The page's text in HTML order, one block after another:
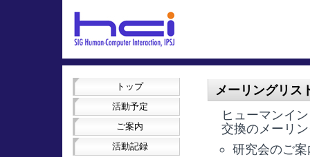
トップ
活動予定
ご案内
活動記録
メーリングリス
ヒューマンイ
交換のメーリ
研究会のご案